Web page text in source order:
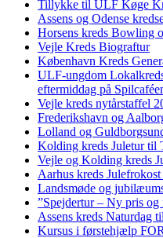
Tillykke til ULF Køge
Assens og Odense
Horsens kreds Bowling
Vejle Kreds Biograftur
København Kreds
ULF-ungdom
eftermiddag på
Vejle kreds nytårstaffel
Frederikshavn og
Lolland og
Kolding kreds Juletur til
Vejle og Kolding kreds
Aarhus kreds
Landsmøde og
”Spejdertur – Ny pris og
Assens kreds Naturdag
Kursus i førstehjælp